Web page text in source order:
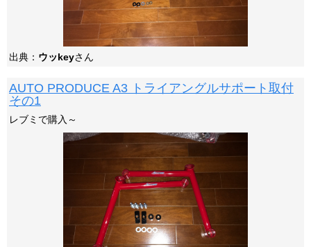
出典： ウッkeyさん
AUTO PRODUCE A3 トライアングルサポート取付
その1
レブミで購入～